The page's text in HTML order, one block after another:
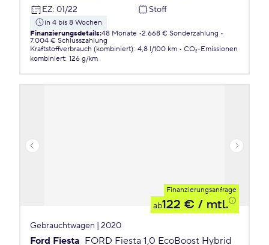
EZ: 01/22 Stoff
in 4 bis 8 Wochen
Finanzierungsdetails:48 Monate 2.668 € Sonderzahlung
7.004 € Schlusszahlung
Kraftstoffverbrauch (kombiniert): 4,8 l/100 km
CO₂-Emissionen
kombiniert: 126 g/km
Finanzierungsanfrage
ab122 € / mtl.
Gebrauchtwagen | 2020
Ford Fiesta FORD Fiesta 1,0 EcoBoost Hybrid